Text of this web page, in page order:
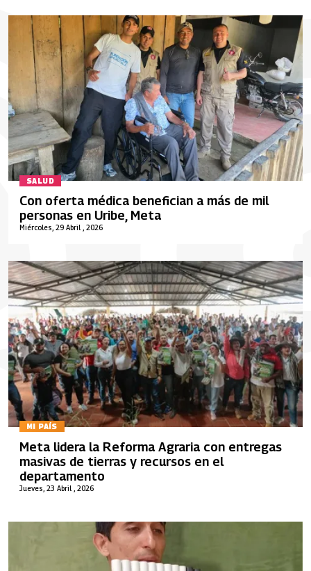
SALUD
Miércoles, 29 Abril , 2026
Con oferta médica benefician a más de mil
personas en Uribe, Meta
MI PAÍS
Jueves, 23 Abril , 2026
Meta lidera la Reforma Agraria con entregas
masivas de tierras y recursos en el
departamento